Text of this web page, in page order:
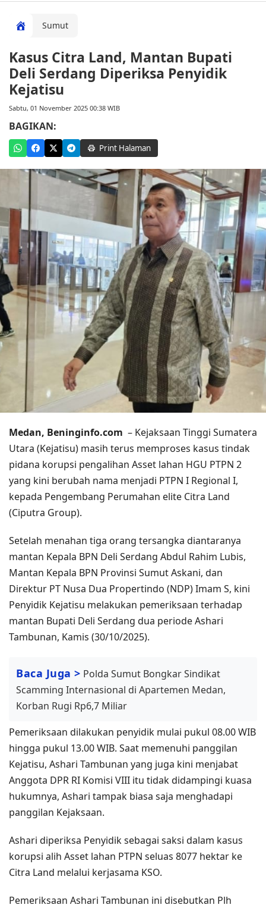
Sumut
Kasus Citra Land, Mantan Bupati
Deli Serdang Diperiksa Penyidik
Kejatisu
Sabtu, 01 November 2025 00:38 WIB
BAGIKAN:
Print Halaman
Medan, Beninginfo.com – Kejaksaan Tinggi Sumatera
Utara (Kejatisu) masih terus memproses kasus tindak
pidana korupsi pengalihan Asset lahan HGU PTPN 2
yang kini berubah nama menjadi PTPN I Regional I,
kepada Pengembang Perumahan elite Citra Land
(Ciputra Group).
Setelah menahan tiga orang tersangka diantaranya
mantan Kepala BPN Deli Serdang Abdul Rahim Lubis,
Mantan Kepala BPN Provinsi Sumut Askani, dan
Direktur PT Nusa Dua Propertindo (NDP) Imam S, kini
Penyidik Kejatisu melakukan pemeriksaan terhadap
mantan Bupati Deli Serdang dua periode Ashari
Tambunan, Kamis (30/10/2025).
Baca Juga > Polda Sumut Bongkar Sindikat
Scamming Internasional di Apartemen Medan,
Korban Rugi Rp6,7 Miliar
Pemeriksaan dilakukan penyidik mulai pukul 08.00 WIB
hingga pukul 13.00 WIB. Saat memenuhi panggilan
Kejatisu, Ashari Tambunan yang juga kini menjabat
Anggota DPR RI Komisi VIII itu tidak didampingi kuasa
hukumnya, Ashari tampak biasa saja menghadapi
panggilan Kejaksaan.
Ashari diperiksa Penyidik sebagai saksi dalam kasus
korupsi alih Asset lahan PTPN seluas 8077 hektar ke
Citra Land melalui kerjasama KSO.
Pemeriksaan Ashari Tambunan ini disebutkan Plh